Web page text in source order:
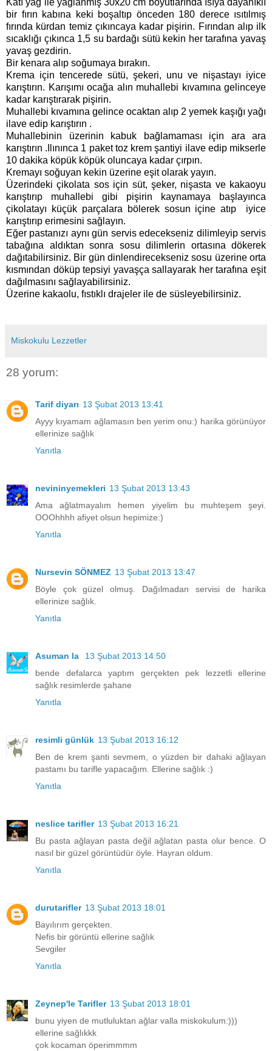
Katı yağ ile yağlanmış 30x20 cm boyutlarında ısıya dayanıklı
bir fırın kabına keki boşaltıp önceden 180 derece ısıtılmış
fırında kürdan temiz çıkıncaya kadar pişirin. Fırından alıp ilk
sıcaklığı çıkınca 1,5 su bardağı sütü kekin her tarafına yavaş
yavaş gezdirin.
Bir kenara alıp soğumaya bırakın.
Krema için tencerede sütü, şekeri, unu ve nişastayı iyice
karıştırın. Karışımı ocağa alın muhallebi kıvamına gelinceye
kadar karıştırarak pişirin.
Muhallebi kıvamına gelince ocaktan alıp 2 yemek kaşığı yağı
ilave edip karıştırın .
Muhallebinin üzerinin kabuk bağlamaması için ara ara
karıştırın .Ilınınca 1 paket toz krem şantiyi ilave edip mikserle
10 dakika köpük köpük oluncaya kadar çırpın.
Kremayı soğuyan kekin üzerine eşit olarak yayın.
Üzerindeki çikolata sos için süt, şeker, nişasta ve kakaoyu
karıştırıp muhallebi gibi pişirin kaynamaya başlayınca
çikolatayı küçük parçalara bölerek sosun içine atıp iyice
karıştırıp erimesini sağlayın.
Eğer pastanızı aynı gün servis edecekseniz dilimleyip servis
tabağına aldıktan sonra sosu dilimlerin ortasına dökerek
dağıtabilirsiniz. Bir gün dinlendirecekseniz sosu üzerine orta
kısmından döküp tepsiyi yavaşça sallayarak her tarafına eşit
dağılmasını sağlayabilirsiniz.
Üzerine kakaolu, fıstıklı drajeler ile de süsleyebilirsiniz.
Miskokulu Lezzetler
28 yorum:
Tarif diyarı 13 Şubat 2013 13:41
Ayyy kıyamam ağlamasın ben yerim onu:) harika görünüyor
ellerinize sağlık
Yanıtla
nevininyemekleri 13 Şubat 2013 13:43
Ama ağlatmayalım hemen yiyelim bu muhteşem şeyi.
OOOhhhh afiyet olsun hepimize:)
Yanıtla
Nursevin SÖNMEZ 13 Şubat 2013 13:47
Böyle çok güzel olmuş. Dağılmadan servisi de harika
ellerinize sağlık.
Yanıtla
Asuman la
13 Şubat 2013 14:50
bende defalarca yaptım gerçekten pek lezzetli ellerine
sağlık resimlerde şahane
Yanıtla
resimli günlük 13 Şubat 2013 16:12
Ben de krem şanti sevmem, o yüzden bir dahaki ağlayan
pastamı bu tarifle yapacağım. Ellerine sağlık :)
Yanıtla
neslice tarifler 13 Şubat 2013 16:21
Bu pasta ağlayan pasta değil ağlatan pasta olur bence. O
nasıl bir güzel görüntüdür öyle. Hayran oldum.
Yanıtla
durutarifler 13 Şubat 2013 18:01
Bayılırım gerçekten.
Nefis bir görüntü ellerine sağlık
Sevgiler
Yanıtla
Zeynep'le Tarifler 13 Şubat 2013 18:01
bunu yiyen de mutluluktan ağlar valla miskokulum:)))
ellerine sağlıkkk
çok kocaman öperimmmm